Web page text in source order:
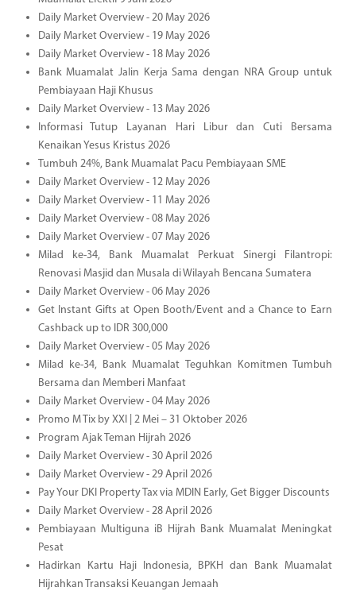
Daily Market Overview - 20 May 2026
Daily Market Overview - 19 May 2026
Daily Market Overview - 18 May 2026
Bank Muamalat Jalin Kerja Sama dengan NRA Group untuk
Pembiayaan Haji Khusus
Daily Market Overview - 13 May 2026
Informasi Tutup Layanan Hari Libur dan Cuti Bersama
Kenaikan Yesus Kristus 2026
Tumbuh 24%, Bank Muamalat Pacu Pembiayaan SME
Daily Market Overview - 12 May 2026
Daily Market Overview - 11 May 2026
Daily Market Overview - 08 May 2026
Daily Market Overview - 07 May 2026
Milad ke-34, Bank Muamalat Perkuat Sinergi Filantropi:
Renovasi Masjid dan Musala di Wilayah Bencana Sumatera
Daily Market Overview - 06 May 2026
Get Instant Gifts at Open Booth/Event and a Chance to Earn
Cashback up to IDR 300,000
Daily Market Overview - 05 May 2026
Milad ke-34, Bank Muamalat Teguhkan Komitmen Tumbuh
Bersama dan Memberi Manfaat
Daily Market Overview - 04 May 2026
Promo M Tix by XXI | 2 Mei – 31 Oktober 2026
Program Ajak Teman Hijrah 2026
Daily Market Overview - 30 April 2026
Daily Market Overview - 29 April 2026
Pay Your DKI Property Tax via MDIN Early, Get Bigger Discounts
Daily Market Overview - 28 April 2026
Pembiayaan Multiguna iB Hijrah Bank Muamalat Meningkat
Pesat
Hadirkan Kartu Haji Indonesia, BPKH dan Bank Muamalat
Hijrahkan Transaksi Keuangan Jemaah